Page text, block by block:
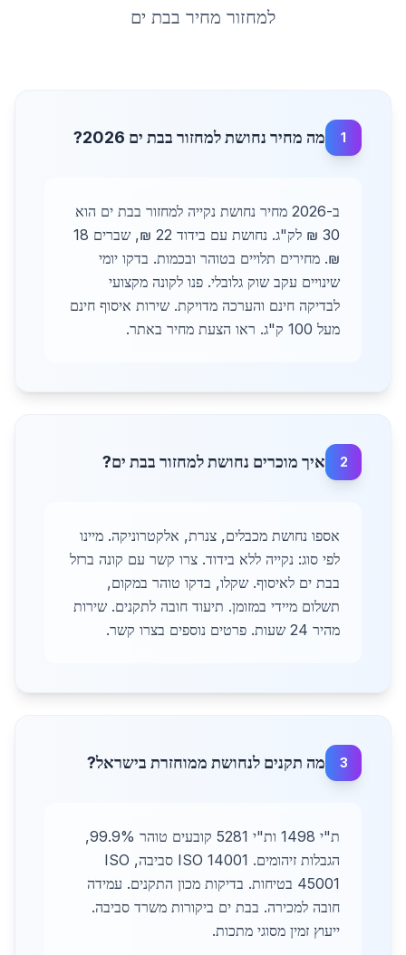
למחזור מחיר בבת ים
1 מה מחיר נחושת למחזור בבת ים 2026?
ב-2026 מחיר נחושת נקייה למחזור בבת ים הוא
30 ₪ לק"ג. נחושת עם בידוד 22 ₪, שברים 18
₪. מחירים תלויים בטוהר ובכמות. בדקו יומי
שינויים עקב שוק גלובלי. פנו לקונה מקצועי
לבדיקה חינם והערכה מדויקת. שירות איסוף חינם
מעל 100 ק"ג. ראו הצעת מחיר באתר.
2 איך מוכרים נחושת למחזור בבת ים?
אספו נחושת מכבלים, צנרת, אלקטרוניקה. מיינו
לפי סוג: נקייה ללא בידוד. צרו קשר עם קונה ברזל
בבת ים לאיסוף. שקלו, בדקו טוהר במקום,
תשלום מיידי במזומן. תיעוד חובה לתקנים. שירות
מהיר 24 שעות. פרטים נוספים בצרו קשר.
3 מה תקנים לנחושת ממוחזרת בישראל?
ת"י 1498 ות"י 5281 קובעים טוהר 99.9%,
הגבלות זיהומים. ISO 14001 סביבה, ISO
45001 בטיחות. בדיקות מכון התקנים. עמידה
חובה למכירה. בבת ים ביקורות משרד סביבה.
ייעוץ זמין מסוגי מתכות.